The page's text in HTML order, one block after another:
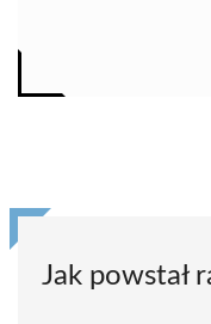
Jak powstał